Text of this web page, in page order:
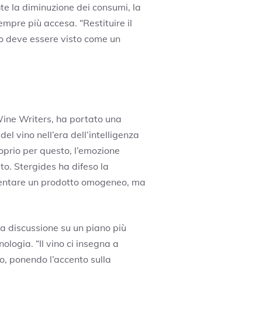
la diminuzione dei consumi, la
più accesa. “Restituire il
deve essere visto come un
Writers, ha portato una
vino nell’era dell’intelligenza
per questo, l’emozione
Stergides ha difeso la
un prodotto omogeneo, ma
discussione su un piano più
“Il vino ci insegna a
ponendo l’accento sulla